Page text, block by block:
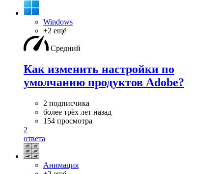
Windows
+2 ещё
Средний
Как изменить настройки по
умолчанию продуктов Adobe?
2 подписчика
более трёх лет назад
154 просмотра
2
ответа
Анимация